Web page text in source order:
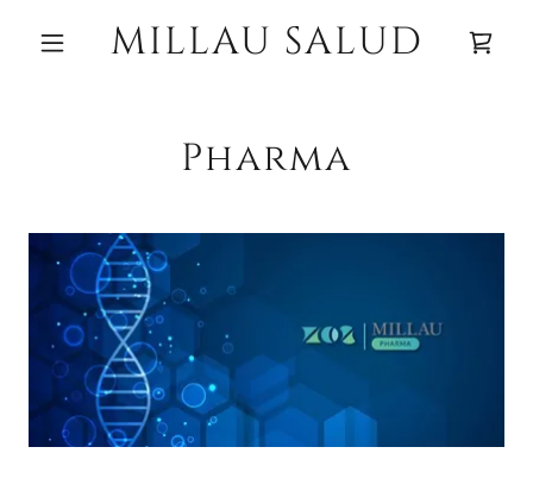
MILLAU SALUD
Pharma